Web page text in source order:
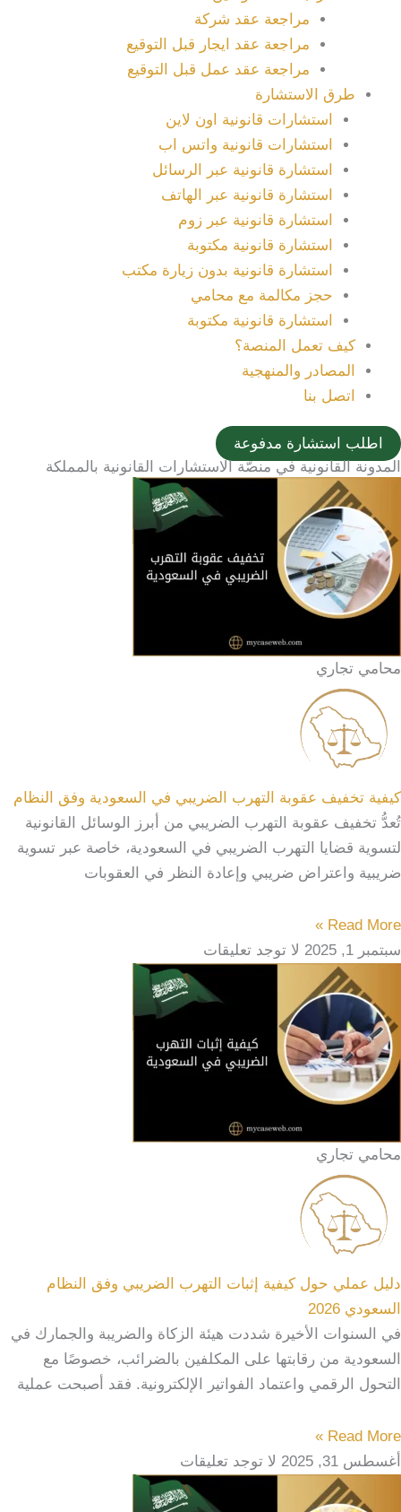
مراجعة عقد شركة
مراجعة عقد ايجار قبل التوقيع
مراجعة عقد عمل قبل التوقيع
طرق الاستشارة
استشارات قانونية اون لاين
استشارات قانونية واتس اب
استشارة قانونية عبر الرسائل
استشارة قانونية عبر الهاتف
استشارة قانونية عبر زوم
استشارة قانونية مكتوبة
استشارة قانونية بدون زيارة مكتب
حجز مكالمة مع محامي
استشارة قانونية مكتوبة
كيف تعمل المنصة؟
المصادر والمنهجية
اتصل بنا
اطلب استشارة مدفوعة
المدونة القانونية في منصّة الاستشارات القانونية بالمملكة
محامي تجاري
كيفية تخفيف عقوبة التهرب الضريبي في السعودية وفق النظام
تُعدُّ تخفيف عقوبة التهرب الضريبي من أبرز الوسائل القانونية
لتسوية قضايا التهرب الضريبي في السعودية، خاصة عبر تسوية
ضريبية واعتراض ضريبي وإعادة النظر في العقوبات
Read More »
سبتمبر 1, 2025
لا توجد تعليقات
محامي تجاري
دليل عملي حول كيفية إثبات التهرب الضريبي وفق النظام
السعودي 2026
في السنوات الأخيرة شددت هيئة الزكاة والضريبة والجمارك في
السعودية من رقابتها على المكلفين بالضرائب، خصوصًا مع
التحول الرقمي واعتماد الفواتير الإلكترونية. فقد أصبحت عملية
Read More »
أغسطس 31, 2025
لا توجد تعليقات